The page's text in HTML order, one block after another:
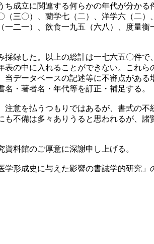
成立に関連する何らかの年代が分か
三〇）、蘭学七（二）、洋学六（二）
二一）、飲食一九五（六八）、度量衡
録した。以上の総計は一七六五〇件で
の中に入れることができない。これら
データベースの記述等に不審点がある
・著者名・年代等を訂正・補足する。
意を払うつもりではあるが、書式の不
不備は多々ありうると思われるが、諸
料館のご厚意に深謝申し上げる。
形成史に与えた影響の書誌学的研究」